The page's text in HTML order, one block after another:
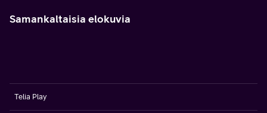
Samankaltaisia elokuvia
Telia Play